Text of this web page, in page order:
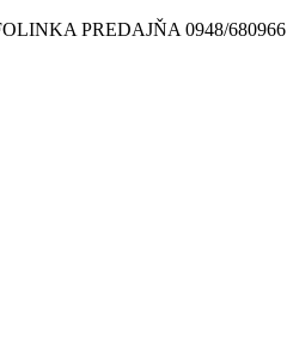
PREDAJŇA 0948/680966